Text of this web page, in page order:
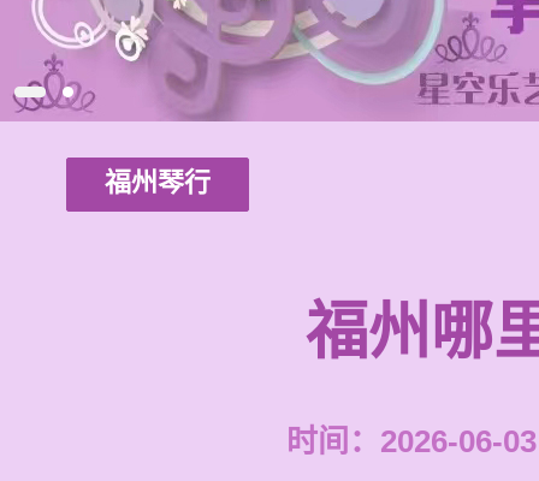
福州琴行
福州哪
时间：2026-06-